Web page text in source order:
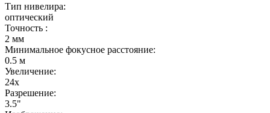
Тип нивелира:
оптический
Точность :
2 мм
Минимальное фокусное расстояние:
0.5 м
Увеличение:
24x
Разрешение:
3.5"